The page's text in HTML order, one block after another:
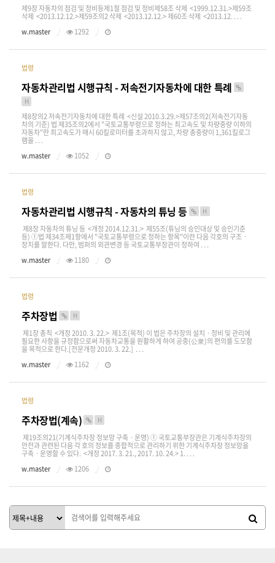
제9장 자동차의 점검 및 정비등제1절 점검 및 정비제58조 삭제 <1999.12.31.>제59조
삭제 <2013.12.12.>제59조의2 삭제 <2013.12.12.> 제60조 삭제 <2013.12. . . .
w.master
1292
법령
자동차관리법 시행규칙 - 저속전기자동차에 대한 특례
H
제8장의2 저속전기자동차에 대한 특례 <신설 2010.3.29.>제57조의2(저속전기자동
차의 기준) 법 제35조의2에서 "국토교통부령으로 정하는 최고속도 및 차량중량 이하의
자동차"란 최고속도가 매시 60킬로미터를 초과하지 않고, 차량 총중량이 1,361킬로그
램을 . . .
w.master
1052
법령
자동차관리법 시행규칙 - 자동차의 튜닝 등 H
제8장 자동차의 튜닝 등 <개정 2014.12.31.> 제55조(튜닝의 승인대상 및 승인기준
등) ①법 제34조제1항에서 "국토교통부령으로 정하는 항목"이란 다음 각호의 구조ㆍ
장치를 말한다. 다만, 범퍼의 외관변경 등 국토교통부장관이 정하여 . . .
w.master
1180
법령
주차장법 H
제1장 총칙 <개정 2010. 3. 22.> 제1조(목적) 이 법은 주차장의 설치ㆍ정비 및 관리에
필요한 사항을 규정함으로써 자동차교통을 원활하게 하여 공중(公衆)의 편의를 도모함
을 목적으로 한다.[전문개정 2010. 3. 22.] . . .
w.master
1162
법령
주차장법(계속) H
제19조의21(기계식주차장 정보망 구축ㆍ운영) ① 국토교통부장관은 기계식주차장의
안전과 관련된 다음 각 호의 정보를 종합적으로 관리하기 위한 기계식주차장 정보망을
구축ㆍ운영할 수 있다. <개정 2017. 3. 21., 2017. 10. 24.> 1. . . .
w.master
1206